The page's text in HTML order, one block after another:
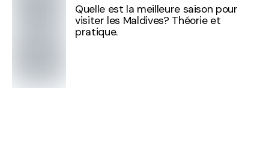
Quelle est la meilleure saison pour
visiter les Maldives? Théorie et
pratique.